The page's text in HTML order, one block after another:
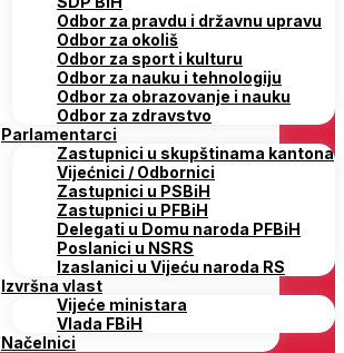
Odbor za pravdu i državnu upravu
Odbor za okoliš
Odbor za sport i kulturu
Odbor za nauku i tehnologiju
Odbor za obrazovanje i nauku
Odbor za zdravstvo
Parlamentarci
Zastupnici u skupštinama kantona
Vijećnici / Odbornici
Zastupnici u PSBiH
Zastupnici u PFBiH
Delegati u Domu naroda PFBiH
Poslanici u NSRS
Izaslanici u Vijeću naroda RS
Izvršna vlast
Vijeće ministara
Vlada FBiH
Načelnici